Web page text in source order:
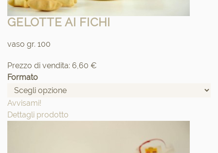
GELOTTE AI FICHI
vaso gr. 100
Prezzo di vendita: 6,60 €
Formato
Avvisami!
Dettagli prodotto